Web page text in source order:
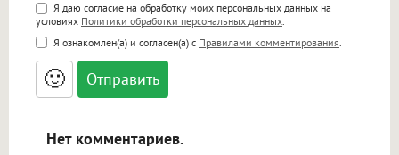
Поддержка HTML
<b>, <strong>, <u>, <i>, <em>, <s>, <big>,
<small>, <sup>, <sub>, <pre>, <ul>, <ol>, <li>,
<blockquote>, <code> экранирует HTML,
адреса URL автоматически становятся
ссылками, и [img]адрес[/img] будет
Я даю согласие на обработку моих персональных данных на
условиях Политики обработки персональных данных
Я ознакомлен(а) и согласен(а) с Правилами комментирования
🙂
Нет комментариев.